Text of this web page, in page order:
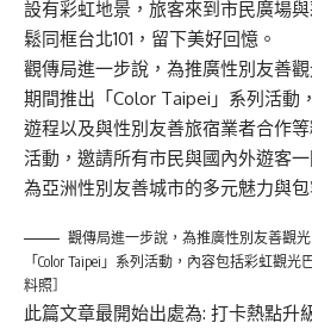
設有彩虹地景，旅客來到市民廣場
鬆同框台北101，留下美好回憶。
觀傳局進一步說，為推廣性別友善
期間推出「Color Taipei」系列活動
遊程以及與性別友善旅宿業者合作
活動，邀請所有市民與國內外遊客
為亞洲性別友善城市的多元魅力與包
觀傳局進一步說，為推廣性別友善觀
「Color Taipei」系列活動，內容包括彩虹觀
料照］
此篇文章最開始出處為: 打卡熱點升